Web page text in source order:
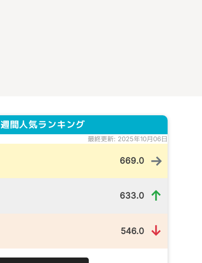
間人気ランキング
最終更新: 2025年10月06日
669.0 →
633.0 ↑
546.0 ↓